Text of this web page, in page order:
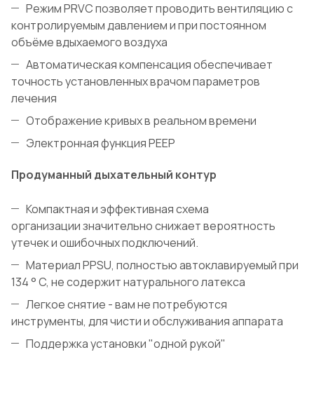
Режим PRVC позволяет проводить вентиляцию с
контролируемым давлением и при постоянном
объёме вдыхаемого воздуха
Автоматическая компенсация обеспечивает
точность установленных врачом параметров
лечения
Отображение кривых в реальном времени
Электронная функция PEEP
Продуманный дыхательный контур
Компактная и эффективная схема
организациизначительно снижает вероятность
утечек и ошибочных подключений.
Материал PPSU, полностью автоклавируемый при
134 ° C, не содержит натурального латекса
Легкое снятие - вам не потребуются
инструменты, для чисти и обслуживания аппарата
Поддержка установки "одной рукой"